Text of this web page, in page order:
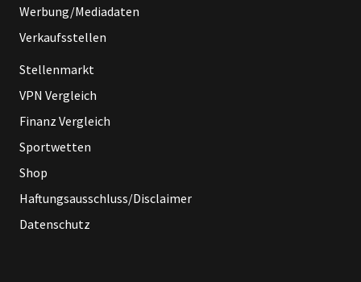
Werbung/Mediadaten
Verkaufsstellen
Stellenmarkt
VPN Vergleich
Finanz Vergleich
Sportwetten
Shop
Haftungsausschluss/Disclaimer
Datenschutz